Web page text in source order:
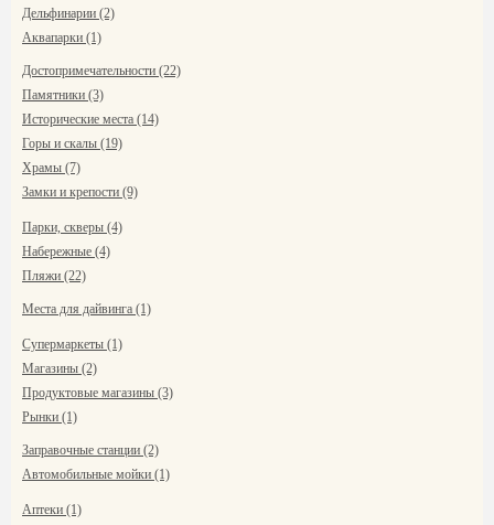
Дельфинарии (2)
Аквапарки (1)
Достопримечательности (22)
Памятники (3)
Исторические места (14)
Горы и скалы (19)
Храмы (7)
Замки и крепости (9)
Парки, скверы (4)
Набережные (4)
Пляжи (22)
Места для дайвинга (1)
Супермаркеты (1)
Магазины (2)
Продуктовые магазины (3)
Рынки (1)
Заправочные станции (2)
Автомобильные мойки (1)
Аптеки (1)